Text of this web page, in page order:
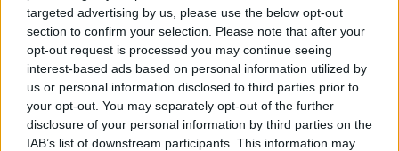
targeted advertising by us, please use the below opt-out
section to confirm your selection. Please note that after your
opt-out request is processed you may continue seeing
interest-based ads based on personal information utilized by
us or personal information disclosed to third parties prior to
your opt-out. You may separately opt-out of the further
disclosure of your personal information by third parties on the
IAB’s list of downstream participants. This information may
placcatura di un componente o di una superficie
Gravi rischi per la salute:
vietato l’utilizzo dopo questa
scoperta